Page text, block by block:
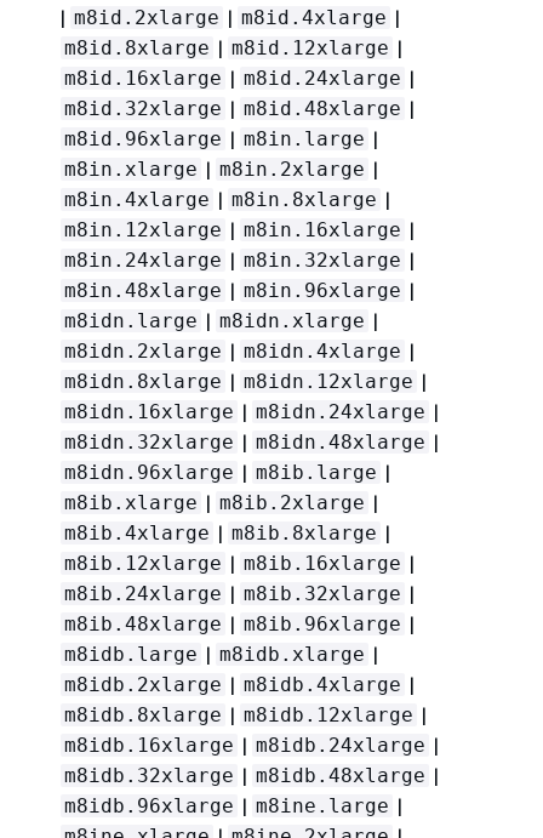
| m8id.2xlarge | m8id.4xlarge |
m8id.8xlarge | m8id.12xlarge |
m8id.16xlarge | m8id.24xlarge |
m8id.32xlarge | m8id.48xlarge |
m8id.96xlarge | m8in.large |
m8in.xlarge | m8in.2xlarge |
m8in.4xlarge | m8in.8xlarge |
m8in.12xlarge | m8in.16xlarge |
m8in.24xlarge | m8in.32xlarge |
m8in.48xlarge | m8in.96xlarge |
m8idn.large | m8idn.xlarge |
m8idn.2xlarge | m8idn.4xlarge |
m8idn.8xlarge | m8idn.12xlarge |
m8idn.16xlarge | m8idn.24xlarge |
m8idn.32xlarge | m8idn.48xlarge |
m8idn.96xlarge | m8ib.large |
m8ib.xlarge | m8ib.2xlarge |
m8ib.4xlarge | m8ib.8xlarge |
m8ib.12xlarge | m8ib.16xlarge |
m8ib.24xlarge | m8ib.32xlarge |
m8ib.48xlarge | m8ib.96xlarge |
m8idb.large | m8idb.xlarge |
m8idb.2xlarge | m8idb.4xlarge |
m8idb.8xlarge | m8idb.12xlarge |
m8idb.16xlarge | m8idb.24xlarge |
m8idb.32xlarge | m8idb.48xlarge |
m8idb.96xlarge | m8ine.large |